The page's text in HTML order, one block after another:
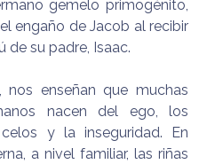
gemelo primogénito,
engaño de Jacob al recibir
de su padre, Isaac.
nos enseñan que muchas
nacen del ego, los
y la inseguridad. En
a nivel familiar, las riñas